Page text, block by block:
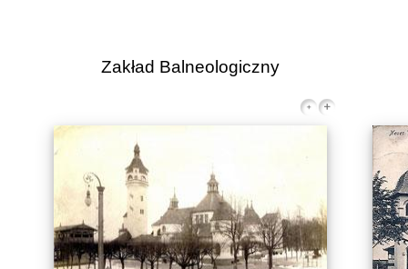
Zakład Balneologiczny